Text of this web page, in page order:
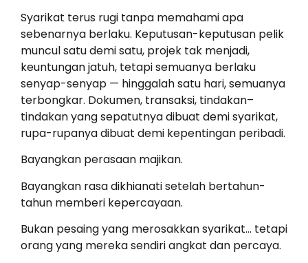
Syarikat terus rugi tanpa memahami apa
sebenarnya berlaku. Keputusan-keputusan pelik
muncul satu demi satu, projek tak menjadi,
keuntungan jatuh, tetapi semuanya berlaku
senyap-senyap — hinggalah satu hari, semuanya
terbongkar. Dokumen, transaksi, tindakan–
tindakan yang sepatutnya dibuat demi syarikat,
rupa-rupanya dibuat demi kepentingan peribadi.
Bayangkan perasaan majikan.
Bayangkan rasa dikhianati setelah bertahun-
tahun memberi kepercayaan.
Bukan pesaing yang merosakkan syarikat… tetapi
orang yang mereka sendiri angkat dan percaya.